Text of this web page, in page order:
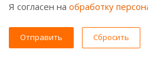
Я согласен на обработку
Сбросить